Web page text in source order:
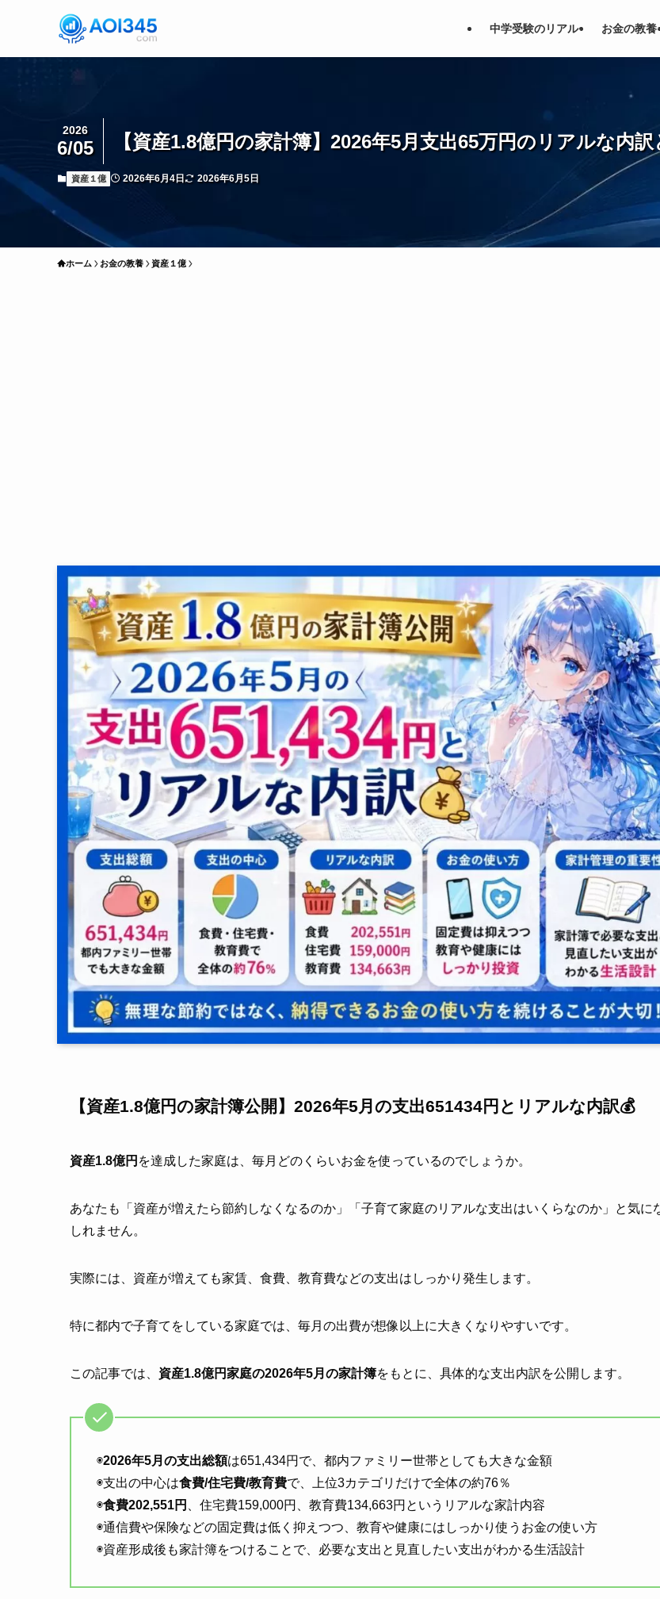
中学受験のリアル お金の教養
【資産1.8億円の家計簿】2026年5月支出65万円のリアルな内
2026
6/05
資産１億 2026年6月4日 2026年6月5日
ホーム お金の教養 資産１億
【資産1.8億円の家計簿公開】2026年5月の支出651434円とリアルな内訳💰
資産1.8億円 を達成した家庭は、毎月どのくらいお金を使っているのでしょうか。
あなたも「資産が増えたら節約しなくなるのか」「子育て家庭のリアルな支出はいくらなのか」と気に
しれません。
実際には、資産が増えても家賃、食費、教育費などの支出はしっかり発生します。
特に都内で子育てをしている家庭では、毎月の出費が想像以上に大きくなりやすいです。
この記事では、 資産1.8億円家庭の2026年5月の家計簿をもとに、具体的な支出内訳を公開します。
◉2026年5月の支出総額は651,434円で、都内ファミリー世帯としても大きな金額
◉支出の中心は食費/住宅費/教育費で、上位3カテゴリだけで全体の約76％
◉食費202,551円
、住宅費159,000円、教育費134,663円というリアルな家計内容
◉通信費や保険などの固定費は低く抑えつつ、教育や健康にはしっかり使うお金の使い方
◉資産形成後も家計簿をつけることで、必要な支出と見直したい支出がわかる生活設計